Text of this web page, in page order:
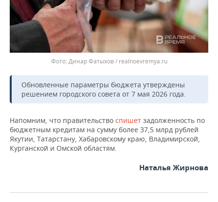
Динар Фатыхов / realnoevremya.ru
Обновленные параметры бюджета утверждены
решением городского совета от 7 мая 2026 года.
Напомним, что правительство спишет задолженность по
бюджетным кредитам на сумму более 37,5 млрд рублей
Якутии, Татарстану, Хабаровскому краю, Владимирской,
Курганской и Омской областям.
Наталья Жирнова